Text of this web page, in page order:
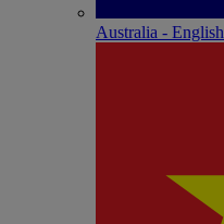
Australia - English